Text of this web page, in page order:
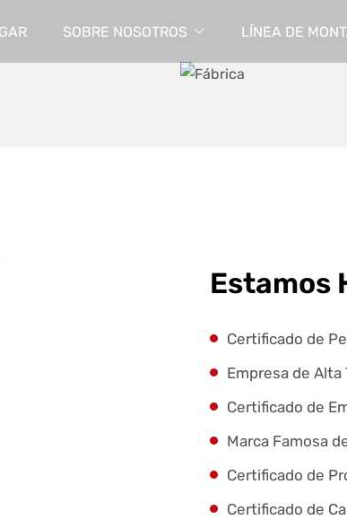
SOBRE NOSOTROS LÍNEA DE
Estamos
Certificado de
Empresa de Alta
Certificado de
Marca Famosa
Certificado de
Certificado de